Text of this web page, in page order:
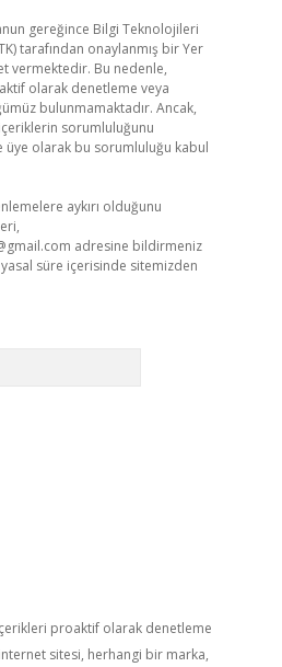
gereğince Bilgi Teknolojileri
tarafından onaylanmış bir Yer
vermektedir. Bu nedenle,
olarak denetleme veya
bulunmamaktadır. Ancak,
sorumluluğunu
üye olarak bu sorumluluğu kabul
aykırı olduğunu
adresine bildirmeniz
süre içerisinde sitemizden
proaktif olarak denetleme
sitesi, herhangi bir marka,